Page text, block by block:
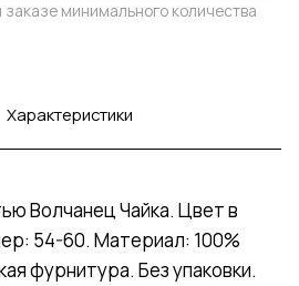
минимального количества
Характеристики
Волчанец Чайка. Цвет в
54-60. Материал: 100%
фурнитура. Без упаковки.